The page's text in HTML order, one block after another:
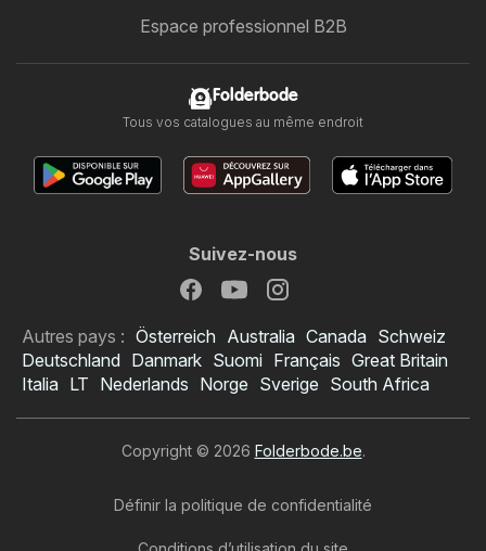
Espace professionnel B2B
Folderbode
Tous vos catalogues au même endroit
Suivez-nous
Autres pays : Österreich Australia Canada Schweiz
Deutschland Danmark Suomi Français Great Britain
Italia LT Nederlands Norge Sverige South Africa
Copyright © 2026 Folderbode.be.
Définir la politique de confidentialité